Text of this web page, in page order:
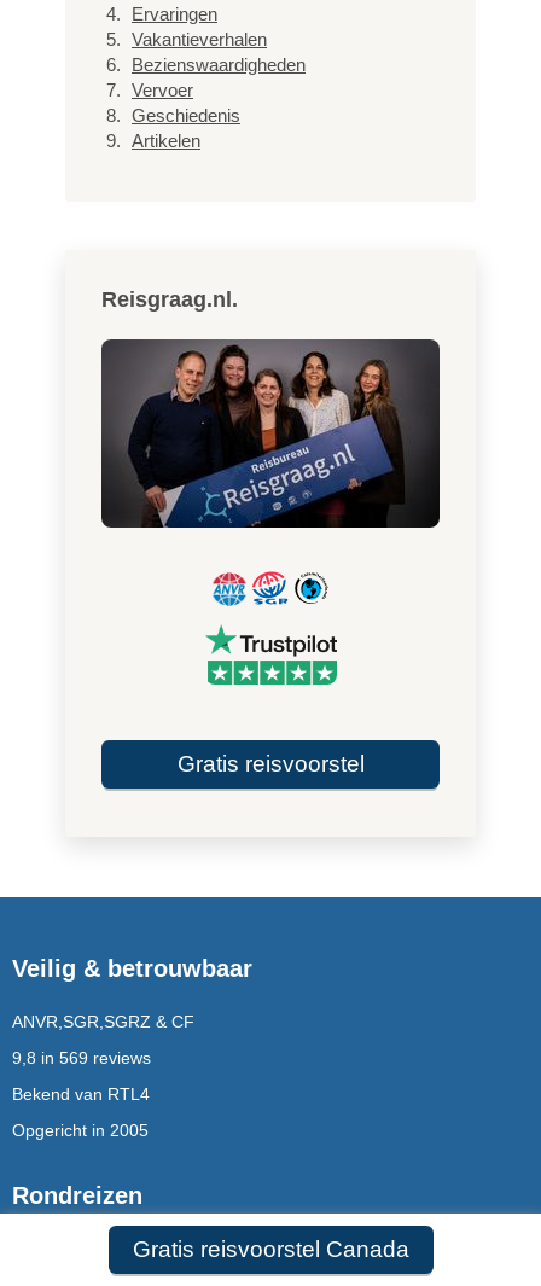
Gratis reisvoorstel Canada
Ervaringen
Vakantieverhalen
Bezienswaardigheden
Vervoer
Geschiedenis
Artikelen
Reisgraag.nl.
Gratis reisvoorstel
Veilig & betrouwbaar
ANVR,SGR,SGRZ & CF
9,8 in 569 reviews
Bekend van RTL4
Opgericht in 2005
Rondreizen
Rondreizen Mauritius